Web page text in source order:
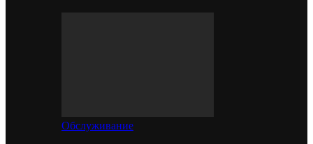
Обслуживание